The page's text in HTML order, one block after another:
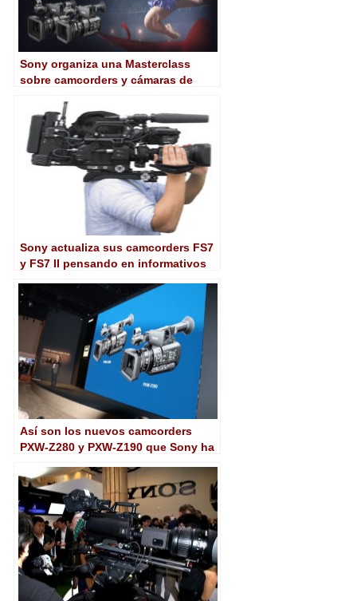
Sony organiza una Masterclass
sobre camcorders y cámaras de
Sony actualiza sus camcorders FS7
y FS7 II pensando en informativos
Así son los nuevos camcorders
PXW-Z280 y PXW-Z190 que Sony ha